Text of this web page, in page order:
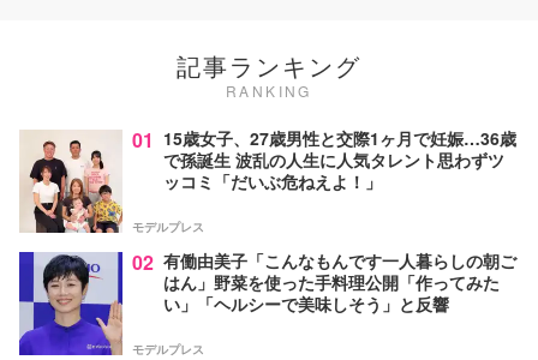
記事ランキング
RANKING
01 15歳女子、27歳男性と交際1ヶ月で妊娠…36歳
で孫誕生 波乱の人生に人気タレント思わずツ
ッコミ「だいぶ危ねえよ！」
モデルプレス
02 有働由美子「こんなもんです一人暮らしの朝ご
はん」野菜を使った手料理公開「作ってみた
い」「ヘルシーで美味しそう」と反響
モデルプレス